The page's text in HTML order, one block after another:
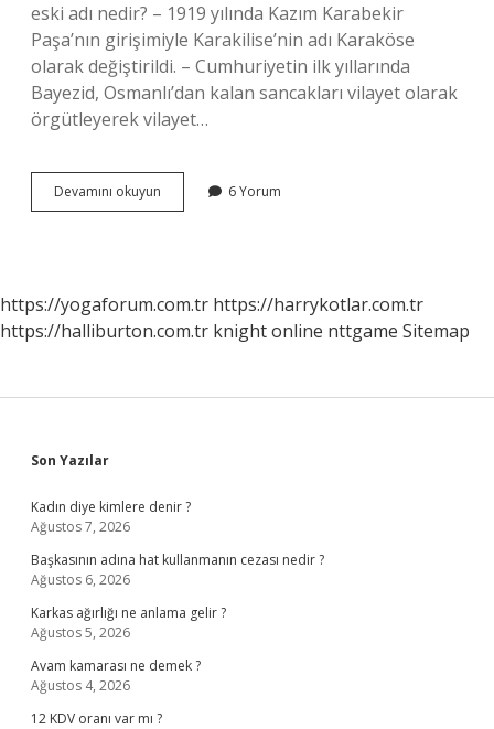
eski adı nedir? – 1919 yılında Kazım Karabekir
Paşa’nın girişimiyle Karakilise’nin adı Karaköse
olarak değiştirildi. – Cumhuriyetin ilk yıllarında
Bayezid, Osmanlı’dan kalan sancakları vilayet olarak
örgütleyerek vilayet…
Devamını okuyun
Karstan
6 Yorum
https://yogaforum.com.tr https://harrykotlar.com.tr
https://halliburton.com.tr knight online nttgame Sitemap
Sidebar
Son Yazılar
Kadın diye kimlere denir ?
Ağustos 7, 2026
Başkasının adına hat kullanmanın cezası nedir ?
Ağustos 6, 2026
Karkas ağırlığı ne anlama gelir ?
Ağustos 5, 2026
Avam kamarası ne demek ?
Ağustos 4, 2026
12 KDV oranı var mı ?